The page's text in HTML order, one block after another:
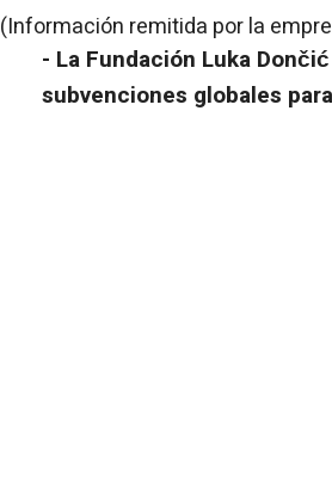
(Información remitida por la
- La Fundación Luka
subvenciones globales